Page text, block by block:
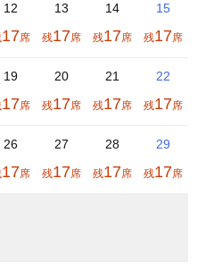
12
17
13
17
14
17
15
17
19
17
20
17
21
17
22
17
26
17
27
17
28
17
29
17